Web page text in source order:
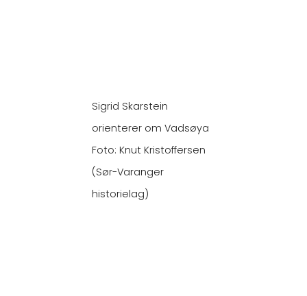
Sigrid Skarstein
orienterer om Vadsøya
Foto: Knut Kristoffersen
(Sør-Varanger
historielag)